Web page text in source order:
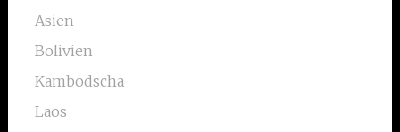
Asien
Bolivien
Kambodscha
Laos